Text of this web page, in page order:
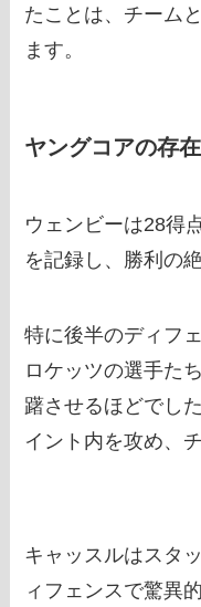
たことは、チーム
ます。
ヤングコアの存
ウェンビーは28得
を記録し、勝利の
特に後半のディフ
ロケッツの選手た
躇させるほどでし
イント内を攻め、
キャッスルはスタ
ィフェンスで驚異